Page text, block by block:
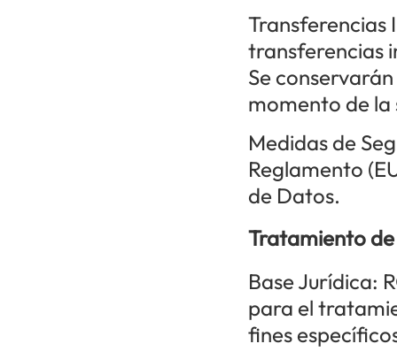
Transferencias
transferencias
Se
momento de la
Medidas de
Reglamento
de Datos.
Tratamiento de
Base Jurídica:
para el
fines